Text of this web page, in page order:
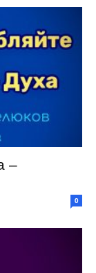
–
0